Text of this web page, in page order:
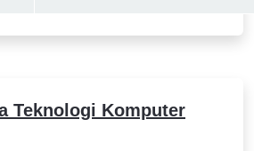
Teknologi Komputer